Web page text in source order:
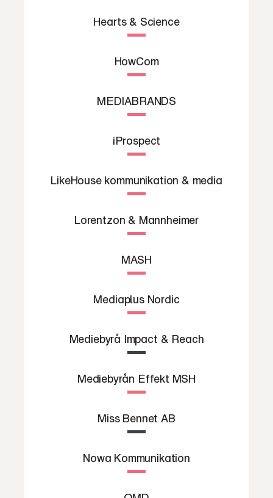
Hearts & Science
HowCom
MEDIABRANDS
iProspect
LikeHouse kommunikation & media
Lorentzon & Mannheimer
MASH
Mediaplus Nordic
Mediebyrå Impact & Reach
Mediebyrån Effekt MSH
Miss Bennet AB
Nowa Kommunikation